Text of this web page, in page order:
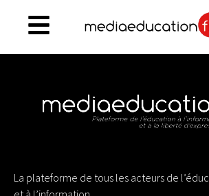
image
La plateforme de tous les acteurs de